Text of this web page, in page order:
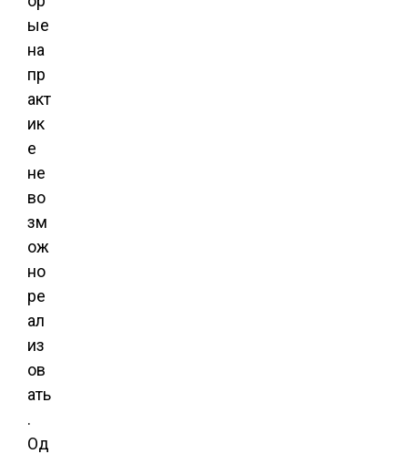
ые
на
пр
акт
ик
е
не
во
зм
ож
но
ре
ал
из
ов
ать
.
Од